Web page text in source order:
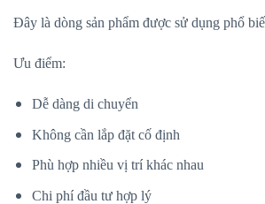
Đây là dòng sản phẩm được sử dụng phổ
Ưu điểm:
Dễ dàng di chuyển
Không cần lắp đặt cố định
Phù hợp nhiều vị trí khác nhau
Chi phí đầu tư hợp lý